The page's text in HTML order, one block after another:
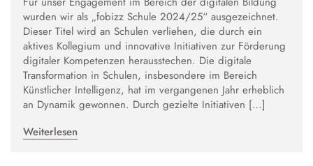
wurden wir als „fobizz Schule 2024/25“ ausgezeichnet.
Dieser Titel wird an Schulen verliehen, die durch ein
aktives Kollegium und innovative Initiativen zur Förderung
digitaler Kompetenzen herausstechen. Die digitale
Transformation in Schulen, insbesondere im Bereich
Künstlicher Intelligenz, hat im vergangenen Jahr erheblich
an Dynamik gewonnen. Durch gezielte Initiativen […]
Weiterlesen